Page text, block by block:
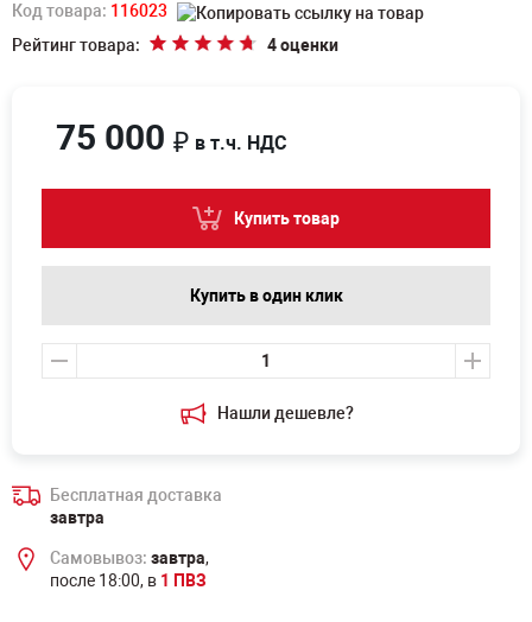
Код товара: 116023
Рейтинг товара:
4 оценки
Нашли дешевле?
75 000 ₽ в т.ч. НДС
Купить товар
Купить в один клик
Бесплатная доставка
завтра
Самовывоз: завтра,
после 18:00, в 1 ПВЗ